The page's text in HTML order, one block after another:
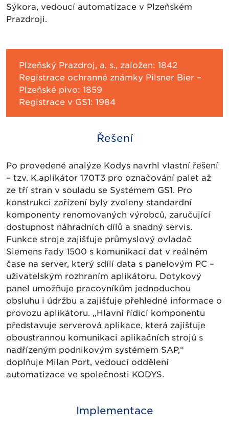
Sýkora, vedoucí automatizace v Plzeňském
Prazdroji.
Plzeňský Prazdroj, a. s., založen: 1842
Registrace ochranné známky Pilsner Bier –
Plzeňské pivo: 1859
Registrace v GS1: 1984
Řešení
Po provedené analýze Kodys navrhl vlastní řešení
– tzv. K.aplikátor 170T3 pro označování palet až
ze tří stran v souladu se Systémem GS1. Pro
konstrukci zařízení byly zvoleny standardní
komponenty renomovaných výrobců, zaručující
dostupnost náhradních dílů a snadný servis.
Funkce stroje zajišťuje průmyslový ovladač
Siemens řady 1500 s komunikací dat v reálném
čase na server, který sdílí data s panelovým PC –
uživatelským rozhraním aplikátoru. Dotykový
panel umožňuje pracovníkům jednoduchou
obsluhu i údržbu a zajišťuje přehledné informace o
provozu aplikátoru. „Hlavní řídicí komponentu
představuje serverová aplikace, která zajišťuje
oboustrannou komunikaci aplikačních strojů s
nadřízeným podnikovým systémem SAP,“
doplňuje Milan Port, vedoucí oddělení
automatizace ve společnosti KODYS.
Implementace